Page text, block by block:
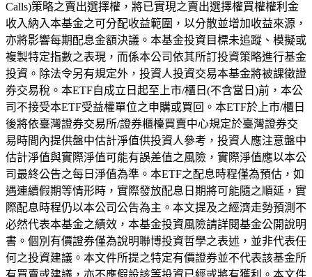
Calls)策略之賣出選擇權，將已實現之賣出選擇權買權權利金
收入納入本基金之可分配收益範圍，以分散並增加收益來源，
亦將影響每期配息金額決議。本基金投資目標未追蹤、模擬或
複製特定指數之表現，而係本公司依其所訂投資策略進行基金
投資。除法令另有規定外，投資人投資交易本基金將被課徵證
券交易稅。 本ETF自成立日起至上市/櫃日(不含當日)前，本公
司不接受本ETF受益權單位之申購或買回。 本ETF於上市/櫃日
後將依臺灣證券交易所/證券櫃檯買賣中心規定於臺灣證券交
易時間內提供盤中估計淨值供投資人參考，投資人應注意盤中
估計淨值與實際淨值可能有誤差值之風險，實際淨值應以本公
司最終公告之每日淨值為準。本ETF之配息時程僅為預估，如
遇連續假期等情形時，實際發放配息日期將可能隨之順延，實
際配息時程仍以本公司公告為主。 本文提及之經濟走勢預測不
必然代表本基金之績效，本基金投資風險請詳閱基金公開說明
書。 個別有價證券僅為說明聯博投資哲學之表述，並非代表任
何之投資建議。本文件所提之特定有價證券並不代表該基金所